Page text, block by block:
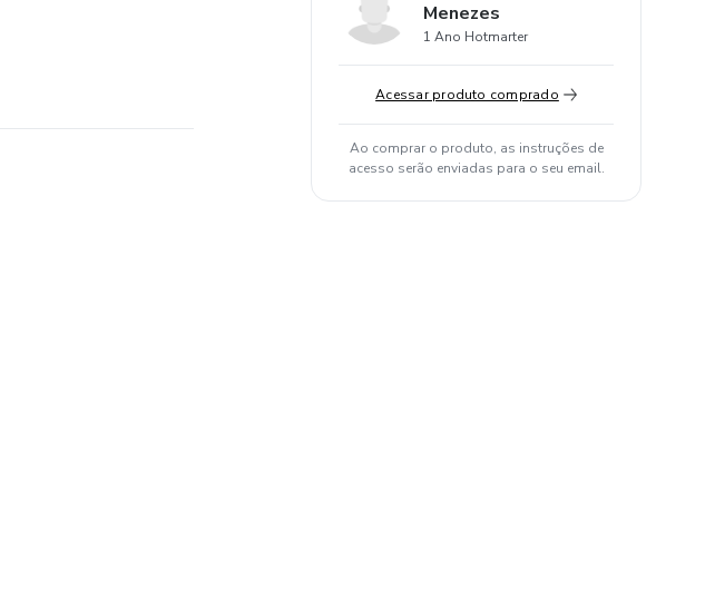
Menezes
1 Ano Hotmarter
Acessar produto comprado
Ao comprar o produto, as instruções de
acesso serão enviadas para o seu email.